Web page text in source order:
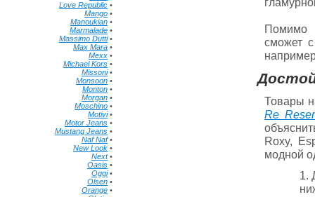
Помимо
сможет
Товары
Re
Roxy,
модной
1.
Love Republic •
Mango •
Manoukian •
Marmalade •
Massimo Dutti•
Max Mara •
Mexx •
Michael Kors •
Missoni•
Monsoon •
Monton •
Morgan •
Moschino •
Motivi•
Motor Jeans •
Mustang Jeans •
Naf Naf•
New Look •
Next•
Oasis •
Oggi•
Olsen •
Orange •